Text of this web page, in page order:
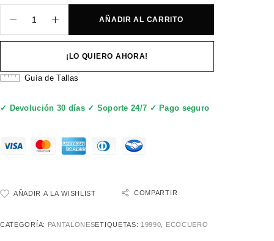
AÑADIR AL CARRITO
¡LO QUIERO AHORA!
Guía de Tallas
✓ Devolución 30 días ✓ Soporte 24/7 ✓ Pago seguro
AÑADIR A LA WISHLIST COMPARTIR
CATEGORÍA: PANTALONESETIQUETAS: 19990 ECOCUERO